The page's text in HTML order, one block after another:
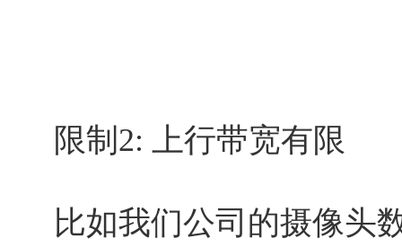
限制2: 上行带宽有限
比如我们公司的摄像头